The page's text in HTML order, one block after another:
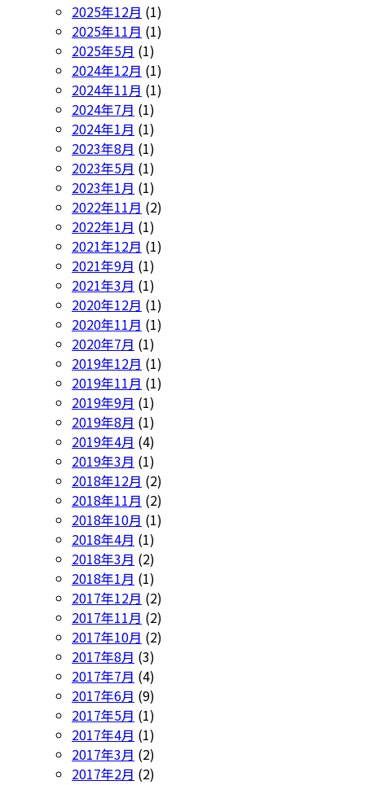
2025年12月 (1)
2025年11月 (1)
2025年5月 (1)
2024年12月 (1)
2024年11月 (1)
2024年7月 (1)
2024年1月 (1)
2023年8月 (1)
2023年5月 (1)
2023年1月 (1)
2022年11月 (2)
2022年1月 (1)
2021年12月 (1)
2021年9月 (1)
2021年3月 (1)
2020年12月 (1)
2020年11月 (1)
2020年7月 (1)
2019年12月 (1)
2019年11月 (1)
2019年9月 (1)
2019年8月 (1)
2019年4月 (4)
2019年3月 (1)
2018年12月 (2)
2018年11月 (2)
2018年10月 (1)
2018年4月 (1)
2018年3月 (2)
2018年1月 (1)
2017年12月 (2)
2017年11月 (2)
2017年10月 (2)
2017年8月 (3)
2017年7月 (4)
2017年6月 (9)
2017年5月 (1)
2017年4月 (1)
2017年3月 (2)
2017年2月 (2)